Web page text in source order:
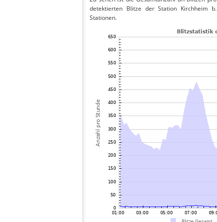
detektierten Blitze der Station Kirchheim
Stationen.